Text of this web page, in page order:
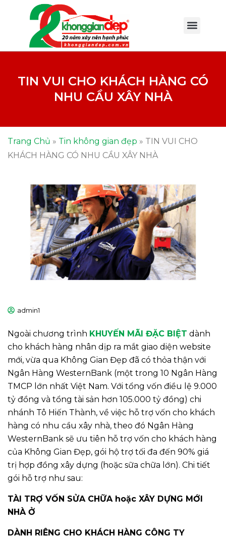
TIN VUI CHO KHÁCH HÀNG CÓ
NHU CẦU XÂY NHÀ
Trang Chủ » Tin không gian đẹp » TIN VUI CHO
KHÁCH HÀNG CÓ NHU CẦU XÂY NHÀ
admin1
Ngoài chương trình KHUYẾN MÃI ĐẶC BIỆT dành
cho khách hàng nhân dịp ra mắt giao diện website
mới, vừa qua Không Gian Đẹp đã có thỏa thận với
Ngân Hàng WesternBank (một trong 10 Ngân Hàng
TMCP lớn nhất Việt Nam. Với tổng vốn điều lệ 9.000
tỷ đồng và tổng tài sản hơn 105.000 tỷ đồng) chi
nhánh Tô Hiến Thành, về việc hỗ trợ vốn cho khách
hàng có nhu cầu xây nhà, theo đó Ngân Hàng
WesternBank sẽ ưu tiên hỗ trợ vốn cho khách hàng
của Không Gian Đẹp, gói hộ trợ tối đa đến 90% giá
trị hợp đồng xây dựng (hoặc sữa chữa lớn). Chi tiết
gói hỗ trợ như sau:
TÀI TRỢ VỐN SỬA CHỮA hoặc XÂY DỰNG MỚI
NHÀ Ở
DÀNH RIÊNG CHO KHÁCH HÀNG CÔNG TY